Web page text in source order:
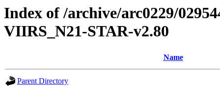
Index of /archive/arc0229/
VIIRS_N21-STAR-v2.80
Name
Parent Directory